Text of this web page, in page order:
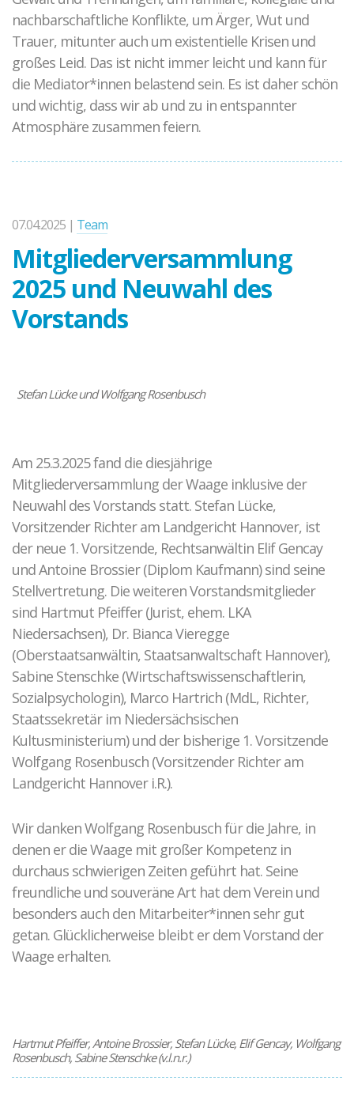
nachbarschaftliche Konflikte, um Ärger, Wut und
Trauer, mitunter auch um existentielle Krisen und
großes Leid. Das ist nicht immer leicht und kann für
die Mediator*innen belastend sein. Es ist daher schön
und wichtig, dass wir ab und zu in entspannter
Atmosphäre zusammen feiern.
07.04.2025 | Team
Mitgliederversammlung
2025 und Neuwahl des
Vorstands
Stefan Lücke undWolfgang Rosenbusch
Am 25.3.2025 fand die diesjährige
Mitgliederversammlung der Waage inklusive der
Neuwahl des Vorstands statt. Stefan Lücke,
Vorsitzender Richter am Landgericht Hannover, ist
der neue 1. Vorsitzende, Rechtsanwältin Elif Gencay
und Antoine Brossier (Diplom Kaufmann) sind seine
Stellvertretung. Die weiteren Vorstandsmitglieder
sind Hartmut Pfeiffer (Jurist, ehem. LKA
Niedersachsen), Dr. Bianca Vieregge
(Oberstaatsanwältin, Staatsanwaltschaft Hannover),
Sabine Stenschke (Wirtschaftswissenschaftlerin,
Sozialpsychologin), Marco Hartrich (MdL, Richter,
Staatssekretär im Niedersächsischen
Kultusministerium) und der bisherige 1. Vorsitzende
Wolfgang Rosenbusch (Vorsitzender Richter am
Landgericht Hannover i.R.).
Wir danken Wolfgang Rosenbusch für die Jahre, in
denen er die Waage mit großer Kompetenz in
durchaus schwierigen Zeiten geführt hat. Seine
freundliche und souveräne Art hat dem Verein und
besonders auch den Mitarbeiter*innen sehr gut
getan. Glücklicherweise bleibt er dem Vorstand der
Waage erhalten.
Hartmut Pfeiffer, Antoine Brossier, Stefan Lücke, Elif Gencay, Wolfgang
Rosenbusch, Sabine Stenschke (v.l.n.r.)